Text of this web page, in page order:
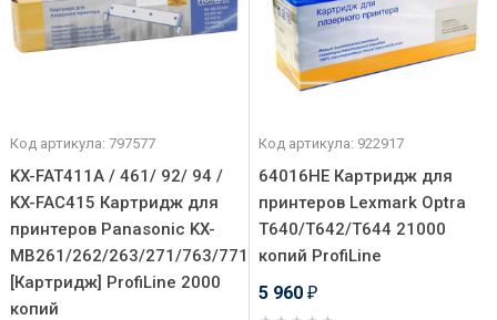
Код артикула: 797577
KX-FAT411A / 461/ 92/ 94 /
KX-FAC415 Картридж для
принтеров Panasonic KX-
MB261/262/263/271/763/771/772/773/778/778CN/781/
[Картридж] ProfiLine 2000
копий
Код артикула: 922917
64016HE Картридж для
принтеров Lexmark Optra
T640/T642/T644 21000
копий ProfiLine
5 960 ₽